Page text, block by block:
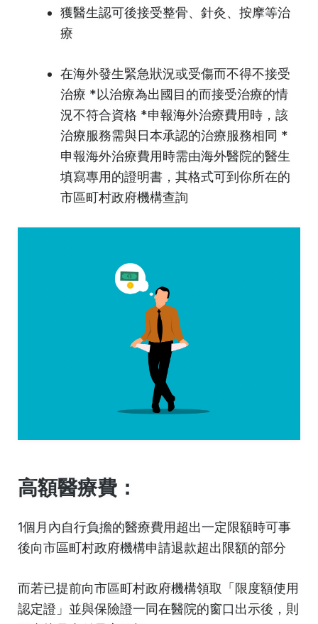
獲醫生認可後接受整骨、針灸、按摩等治
療
在海外發生緊急狀況或受傷而不得不接受
治療 *以治療為出國目的而接受治療的情
況不符合資格 *申報海外治療費用時，該
治療服務需與日本承認的治療服務相同 *
申報海外治療費用時需由海外醫院的醫生
填寫專用的證明書，其格式可到你所在的
市區町村政府機構查詢
高額醫療費：
1個月內自行負擔的醫療費用超出一定限額時可事
後向市區町村政府機構申請退款超出限額的部分
而若已提前向市區町村政府機構領取「限度額使用
認定證」並與保險證一同在醫院的窗口出示後，則